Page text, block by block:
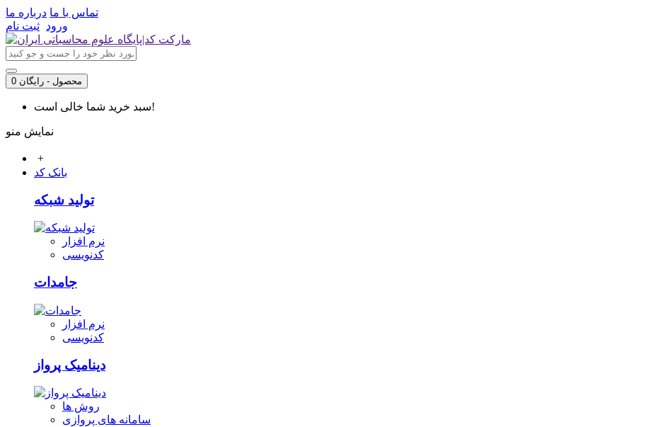
تماس با ما درباره ما
ورود ثبت نام
0 محصول - رایگان
سبد خرید شما خالی است!
نمایش منو
+
بانک کد
تولید شبکه
نرم افزار
کدنویسی
جامدات
نرم افزار
کدنویسی
دینامیک پرواز
روش ها
سامانه های پروازی